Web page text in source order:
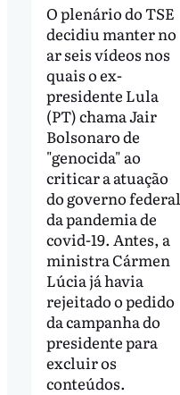
O plenário do TSE
decidiu manter no
ar seis vídeos nos
quais o ex-
presidente Lula
(PT) chama Jair
Bolsonaro de
"genocida" ao
criticar a atuação
do governo federal
da pandemia de
covid-19. Antes, a
ministra Cármen
Lúcia já havia
rejeitado o pedido
da campanha do
presidente para
excluir os
conteúdos.